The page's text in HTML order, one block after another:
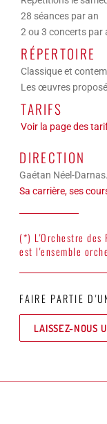
28 séances par an
2 ou 3 concerts par
RÉPERTOIRE
Classique et
Les œuvres
TARIFS
Voir la page des
DIRECTION
Gaétan Néel-Darnas.
Sa carrière, ses
(*) L'Orchestre des
est l'ensemble
FAIRE PARTIE
LAISSEZ-NOUS